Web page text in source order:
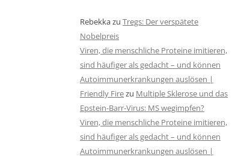
Rebekkazu Tregs: Der verspätete
Nobelpreis
Viren, die menschliche Proteine imitieren,
sind häufiger als gedacht – und können
Autoimmunerkrankungen auslösen |
Friendly Firezu Multiple Sklerose und das
Epstein-Barr-Virus: MS wegimpfen?
Viren, die menschliche Proteine imitieren,
sind häufiger als gedacht – und können
Autoimmunerkrankungen auslösen |